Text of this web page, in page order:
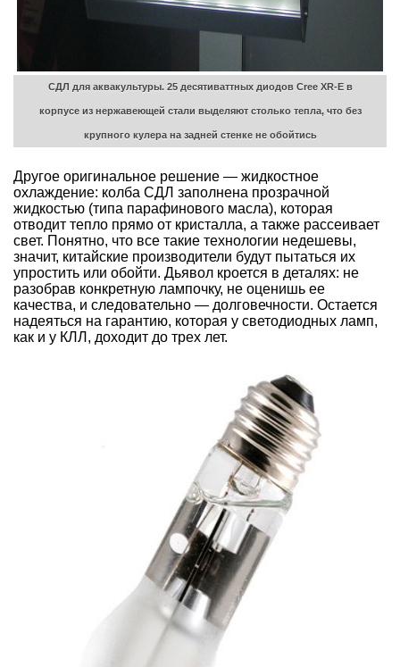
СДЛ для аквакультуры. 25 десятиваттных диодов Cree XR-E в
корпусе из нержавеющей стали выделяют столько тепла, что без
крупного кулера на задней стенке не обойтись
Другое оригинальное решение — жидкостное
охлаждение: колба СДЛ заполнена прозрачной
жидкостью (типа парафинового масла), которая
отводит тепло прямо от кристалла, а также рассеивает
свет. Понятно, что все такие технологии недешевы,
значит, китайские производители будут пытаться их
упростить или обойти. Дьявол кроется в деталях: не
разобрав конкретную лампочку, не оценишь ее
качества, и следовательно — долговечности. Остается
надеяться на гарантию, которая у светодиодных ламп,
как и у КЛЛ, доходит до трех лет.